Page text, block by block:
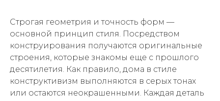
Строгая геометрия и точность форм —
основной принцип стиля. Посредством
конструирования получаются оригинальные
строения, которые знакомы еще с прошлого
десятилетия. Как правило, дома в стиле
конструктивизм выполняются в серых тонах
или остаются неокрашенными. Каждая деталь